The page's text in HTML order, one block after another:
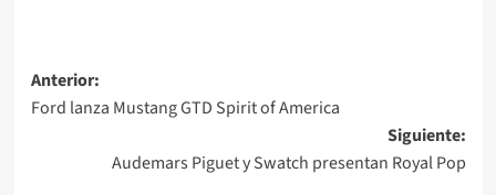
Navegación
de
entradas
Anterior:
Ford lanza Mustang GTD Spirit of America
Siguiente:
Audemars Piguet y Swatch presentan Royal Pop